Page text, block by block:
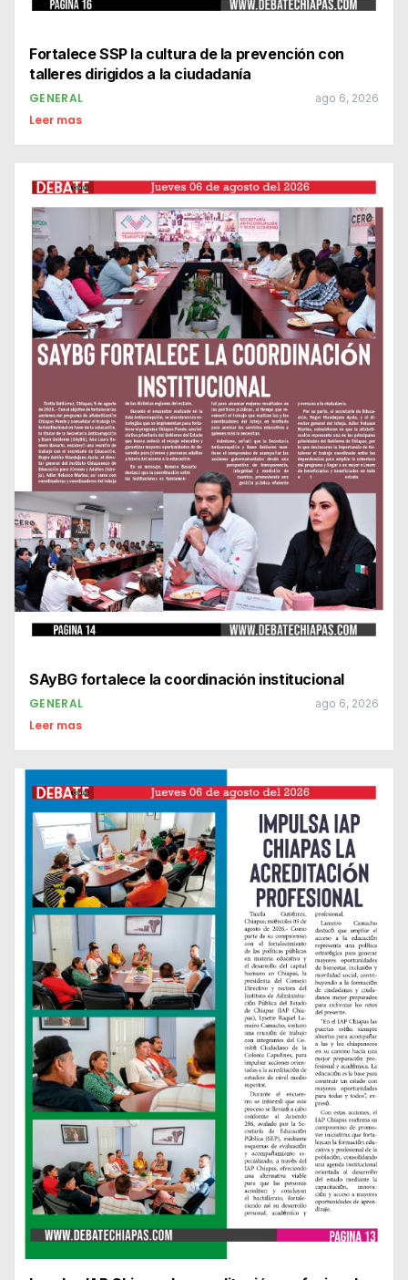
Fortalece SSP la cultura de la prevención con
talleres dirigidos a la ciudadanía
GENERAL ago 6, 2026
Leer mas
SAyBG fortalece la coordinación institucional
GENERAL ago 6, 2026
Leer mas